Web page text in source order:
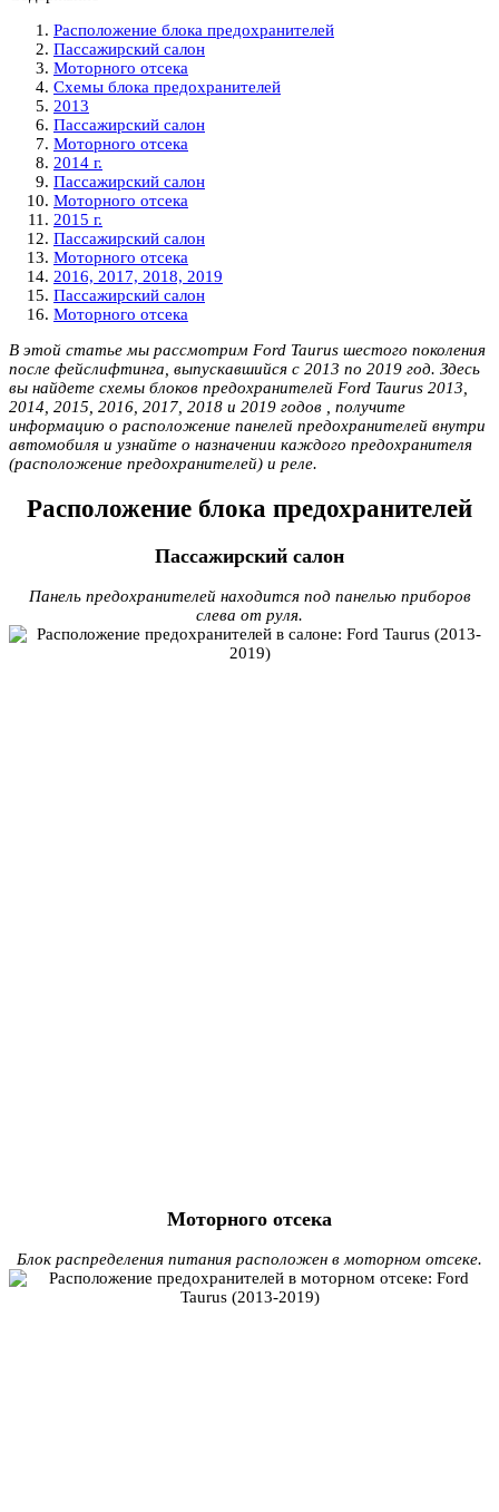
Расположение блока предохранителей
Пассажирский салон
Моторного отсека
Схемы блока предохранителей
2013
Пассажирский салон
Моторного отсека
2014 г.
Пассажирский салон
Моторного отсека
2015 г.
Пассажирский салон
Моторного отсека
2016, 2017, 2018, 2019
Пассажирский салон
Моторного отсека
В этой статье мы рассмотрим Ford Taurus шестого поколения
после фейслифтинга, выпускавшийся с 2013 по 2019 год. Здесь
вы найдете схемы блоков предохранителей Ford Taurus 2013,
2014, 2015, 2016, 2017, 2018 и 2019 годов , получите
информацию о расположение панелей предохранителей внутри
автомобиля и узнайте о назначении каждого предохранителя
(расположение предохранителей) и реле.
Расположение блока предохранителей
Пассажирский салон
Панель предохранителей находится под панелью приборов
слева от руля.
Моторного отсека
Блок распределения питания расположен в моторном отсеке.